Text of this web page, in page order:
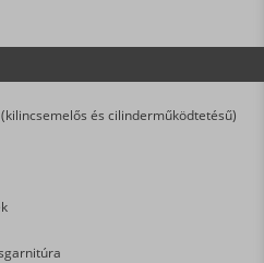
és cilinderműködtetésű)